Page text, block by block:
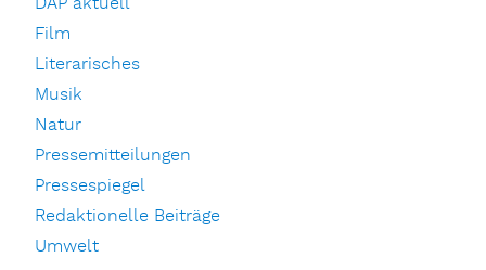
Film
Literarisches
Musik
Natur
Pressemitteilungen
Pressespiegel
Redaktionelle Beiträge
Umwelt